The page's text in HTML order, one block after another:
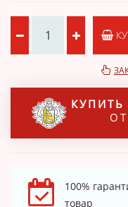
КУПИТЬ
100%
товар